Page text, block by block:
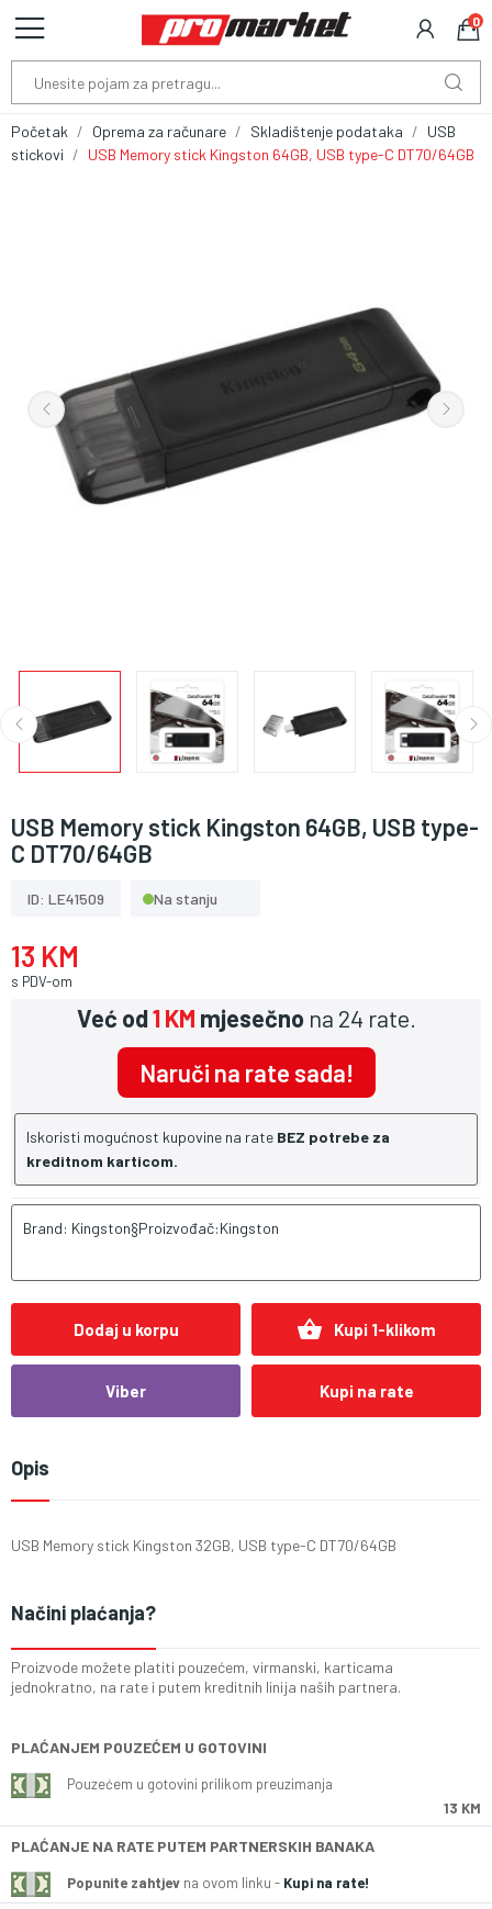
0
Početak Oprema za računare Skladištenje podataka
USB
stickovi
USB Memory stick Kingston 64GB, USB type-C DT70/64GB
USB Memory stick Kingston 64GB, USB type-
C DT70/64GB
ID: LE41509 Na stanju
13 KM
s PDV-om
Već od1 KM mjesečno na 24 rate.
Naruči na rate sada!
Iskoristi mogućnost kupovine na rate BEZ potrebe za
kreditnom karticom.
Brand: Kingston§Proizvođač:Kingston
Dodaj u korpu shopping_basket Kupi 1-klikom
Viber Kupi na rate
Opis
USB Memory stick Kingston 32GB, USB type-C DT70/64GB
Načini plaćanja?
Proizvode možete platiti pouzećem, virmanski, karticama
jednokratno, na rate i putem kreditnih linija naših partnera.
PLAĆANJEM POUZEĆEM U GOTOVINI
Pouzećem u gotovini prilikom preuzimanja
13 KM
PLAĆANJE NA RATE PUTEM PARTNERSKIH BANAKA
Popunite zahtjev na ovom linku - Kupi na rate!